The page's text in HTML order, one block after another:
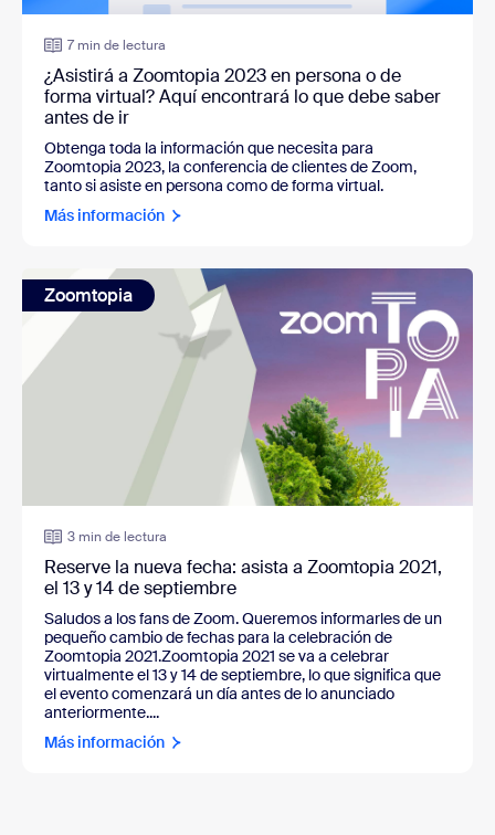
7 min de lectura
¿Asistirá a Zoomtopia 2023 en persona o de
forma virtual? Aquí encontrará lo que debe saber
antes de ir
Obtenga toda la información que necesita para
Zoomtopia 2023, la conferencia de clientes de Zoom,
tanto si asiste en persona como de forma virtual.
Más información
Zoomtopia
3 min de lectura
Reserve la nueva fecha: asista a Zoomtopia 2021,
el 13 y 14 de septiembre
Saludos a los fans de Zoom. Queremos informarles de un
pequeño cambio de fechas para la celebración de
Zoomtopia 2021.Zoomtopia 2021 se va a celebrar
virtualmente el 13 y 14 de septiembre, lo que significa que
el evento comenzará un día antes de lo anunciado
anteriormente....
Más información